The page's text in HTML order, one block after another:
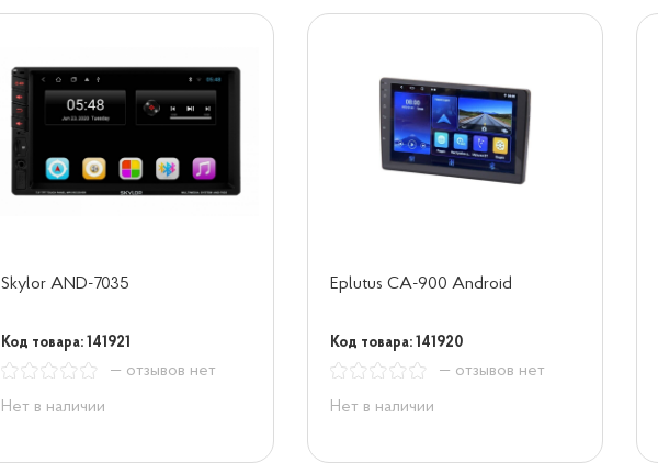
Skylor AND-7035
Код товара: 141921
— отзывов нет
Нет в наличии
Eplutus CA-900 Android
Код товара: 141920
— отзывов нет
Нет в наличии